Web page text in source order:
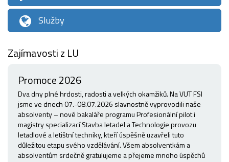
Služby
Zajímavosti z LU
Promoce 2026
Dva dny plné hrdosti, radosti a velkých okamžiků. Na VUT FSI
jsme ve dnech 07.-08.07.2026 slavnostně vyprovodili naše
absolventy – nové bakaláře programu Profesionální pilot i
magistry specializací Stavba letadel a Technologie provozu
letadlové a letištní techniky, kteří úspěšně uzavřeli tuto
důležitou etapu svého vzdělávání. Všem absolventkám a
absolventům srdečně gratulujeme a přejeme mnoho úspěchů